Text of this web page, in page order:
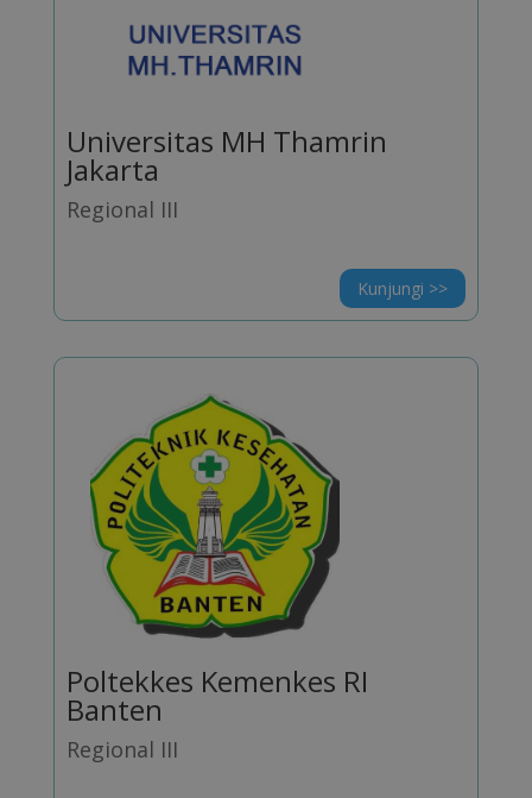
Universitas MH Thamrin
Jakarta
Regional III
Kunjungi >>
Poltekkes Kemenkes RI
Banten
Regional III